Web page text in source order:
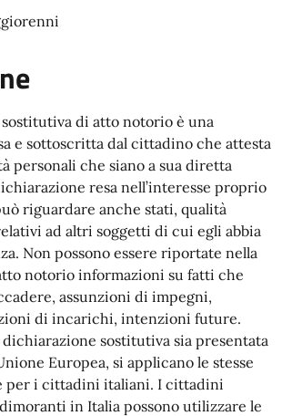
di atto notorio è una
e sottoscritta dal cittadino che attesta
personali che siano a sua diretta
resa nell’interesse proprio
riguardare anche stati, qualità
ad altri soggetti di cui egli abbia
Non possono essere riportate nella
notorio informazioni su fatti che
assunzioni di impegni,
di incarichi, intenzioni future.
dichiarazione sostitutiva sia presentata
Europea, si applicano le stesse
per i cittadini italiani. I cittadini
in Italia possono utilizzare le